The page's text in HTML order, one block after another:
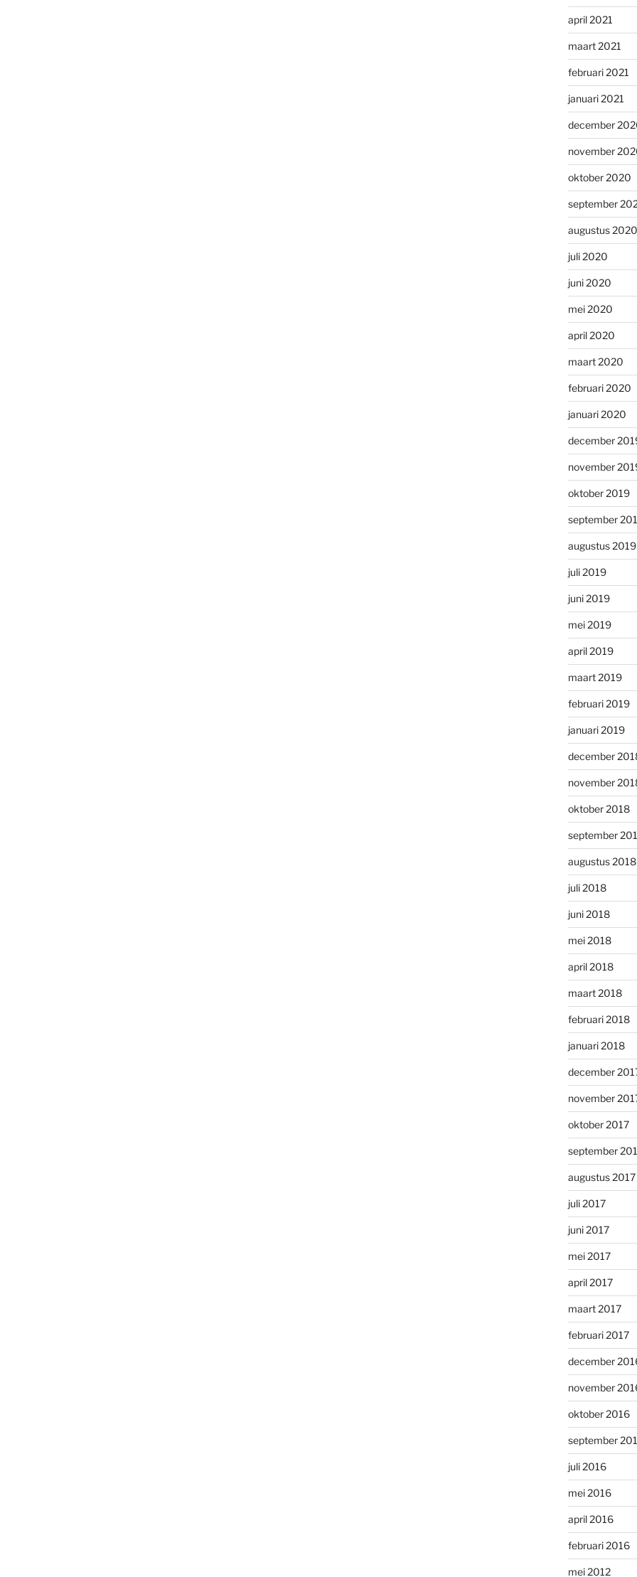
april 2021
maart 2021
februari 2021
januari 2021
december
november
oktober 2020
september
augustus 2020
juli 2020
juni 2020
mei 2020
april 2020
maart 2020
februari 2020
januari 2020
december
november
oktober 2019
september
augustus 2019
juli 2019
juni 2019
mei 2019
april 2019
maart 2019
februari 2019
januari 2019
december
november
oktober 2018
september
augustus 2018
juli 2018
juni 2018
mei 2018
april 2018
maart 2018
februari 2018
januari 2018
december
november
oktober 2017
september
augustus 2017
juli 2017
juni 2017
mei 2017
april 2017
maart 2017
februari 2017
december
november
oktober 2016
september
juli 2016
mei 2016
april 2016
februari 2016
mei 2012